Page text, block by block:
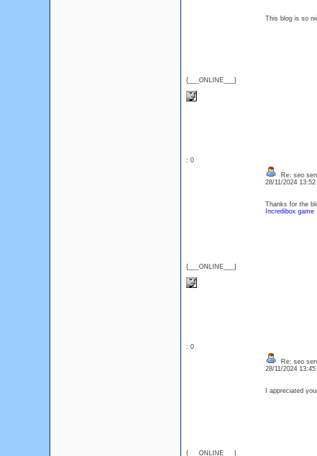
{___ONLINE___}
This blog is so
: 0
{___ONLINE___}
Re: seo
28/11/2024
Thanks for the
Incredibox game
: 0
{___ONLINE___}
Re: seo
28/11/2024
I appreciated